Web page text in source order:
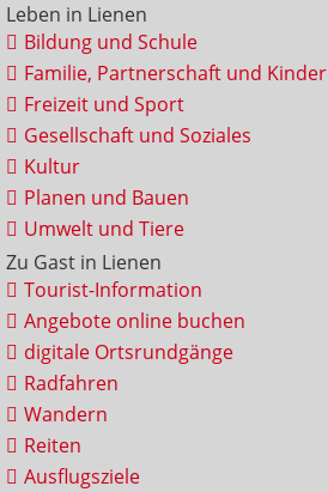
Leben in Lienen
Bildung und Schule
Familie, Partnerschaft und Kinder
Freizeit und Sport
Gesellschaft und Soziales
Kultur
Planen und Bauen
Umwelt und Tiere
Zu Gast in Lienen
Tourist-Information
Angebote online buchen
digitale Ortsrundgänge
Radfahren
Wandern
Reiten
Ausflugsziele